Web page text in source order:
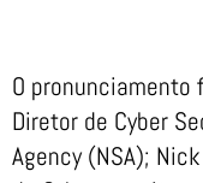
O pronunciamento
Diretor de Cyber
Agency (NSA);